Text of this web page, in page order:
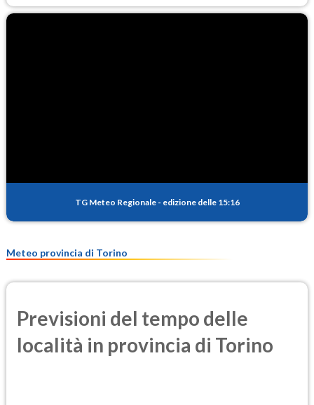
TG Meteo Regionale - edizione delle 15:16
Meteo provincia di Torino
Previsioni del tempo delle
località in provincia di Torino